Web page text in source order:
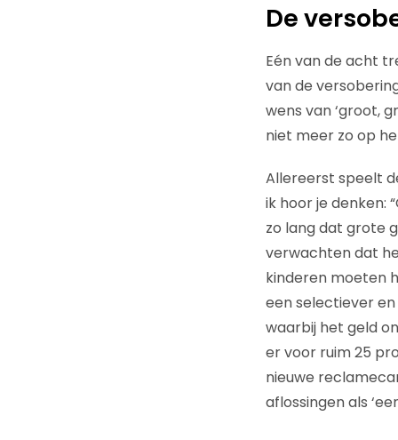
De
Eén van de acht
van de
wens van ‘groot,
niet meer zo op
Allereerst speelt
ik hoor je denken:
zo lang dat grote
verwachten dat
kinderen moeten
een selectiever
waarbij het geld
er voor ruim 25
nieuwe
aflossingen als